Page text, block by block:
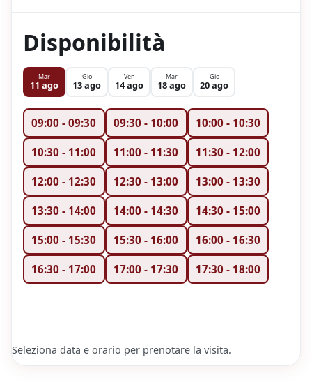
Disponibilità
Mar
11 ago
Gio
13 ago
Ven
14 ago
Mar
18 ago
Gio
20 ago
09:00 -09:30 09:30 - 10:00 10:00 - 10:30
10:30 - 11:00 11:00 - 11:30 11:30 - 12:00
12:00 - 12:30 12:30 - 13:00 13:00 - 13:30
13:30 - 14:00 14:00 - 14:30 14:30 - 15:00
15:00 - 15:30 15:30 - 16:00 16:00 - 16:30
16:30 - 17:00 17:00 - 17:30 17:30 - 18:00
Seleziona data e orario per prenotare la visita.